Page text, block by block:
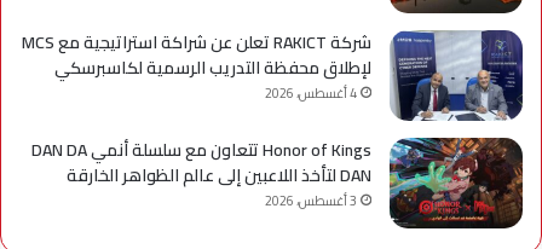
شركة RAKICT تعلن عن شراكة استراتيجية مع MCS
لإطلاق محفظة التدريب الرسمية لكاسبرسكي
4 أغسطس، 2026
Honor of Kings تتعاون مع سلسلة أنمي DAN DA
DAN لتأخذ اللاعبين إلى عالم الظواهر الخارقة
3 أغسطس، 2026